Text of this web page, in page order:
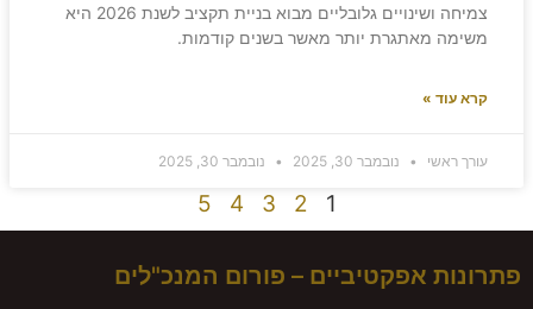
צמיחה ושינויים גלובליים מבוא בניית תקציב לשנת 2026 היא
משימה מאתגרת יותר מאשר בשנים קודמות.
קרא עוד »
עורך ראשי נובמבר 30, 2025 נובמבר 30, 2025
1
2
3
4
5
פתרונות אפקטיביים – פורום המנכ"לים